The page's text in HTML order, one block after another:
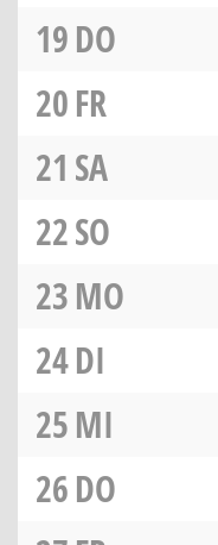
19DO
20FR
21 SA
22SO
23MO
24DI
25MI
26DO